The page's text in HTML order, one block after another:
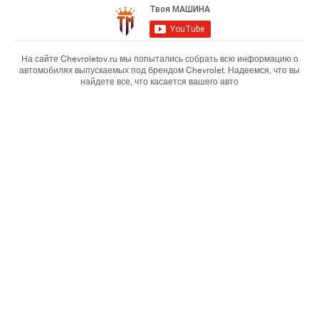
На сайте Chevroletov.ru мы попытались собрать всю информацию о
автомобилях выпускаемых под брендом Chevrolet. Надеемся, что вы
найдете все, что касается вашего авто